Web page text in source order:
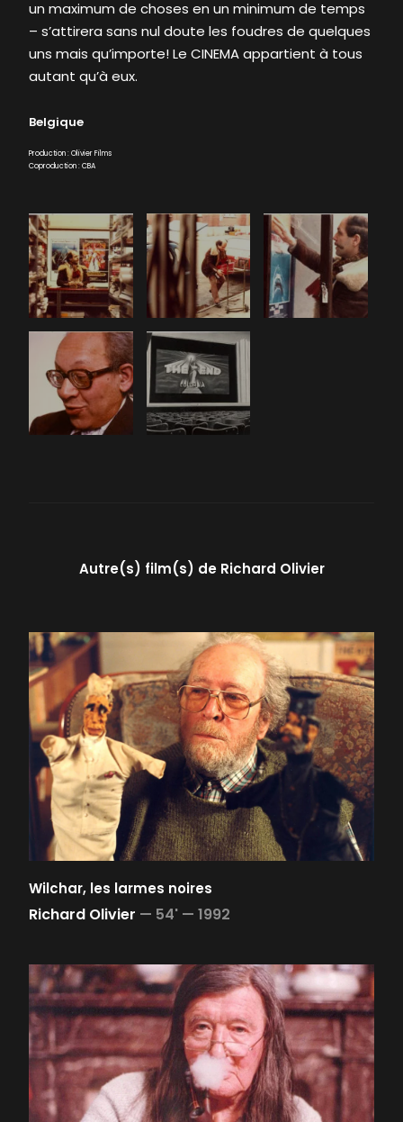
un maximum de choses en un minimum de temps
– s’attirera sans nul doute les foudres de quelques
uns mais qu’importe! Le CINEMA appartient à tous
autant qu’à eux.
Belgique
Production : Olivier Films
Coproduction : CBA
Autre(s) film(s) de Richard Olivier
Wilchar, les larmes noires
Richard Olivier — 54' — 1992